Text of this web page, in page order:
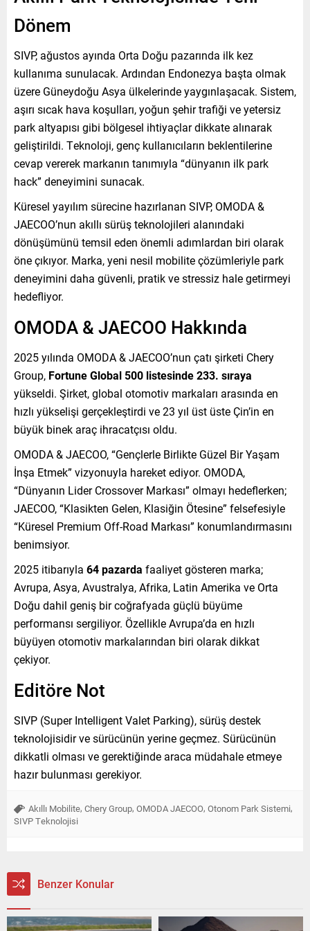
Dönem
SIVP, ağustos ayında Orta Doğu pazarında ilk kez
kullanıma sunulacak. Ardından Endonezya başta olmak
üzere Güneydoğu Asya ülkelerinde yaygınlaşacak. Sistem,
aşırı sıcak hava koşulları, yoğun şehir trafiği ve yetersiz
park altyapısı gibi bölgesel ihtiyaçlar dikkate alınarak
geliştirildi. Teknoloji, genç kullanıcıların beklentilerine
cevap vererek markanın tanımıyla “dünyanın ilk park
hack” deneyimini sunacak.
Küresel yayılım sürecine hazırlanan SIVP, OMODA &
JAECOO’nun akıllı sürüş teknolojileri alanındaki
dönüşümünü temsil eden önemli adımlardan biri olarak
öne çıkıyor. Marka, yeni nesil mobilite çözümleriyle park
deneyimini daha güvenli, pratik ve stressiz hale getirmeyi
hedefliyor.
OMODA & JAECOO Hakkında
2025 yılında OMODA & JAECOO’nun çatı şirketi Chery
Group, Fortune Global 500 listesinde 233. sıraya
yükseldi. Şirket, global otomotiv markaları arasında en
hızlı yükselişi gerçekleştirdi ve 23 yıl üst üste Çin’in en
büyük binek araç ihracatçısı oldu.
OMODA & JAECOO, “Gençlerle Birlikte Güzel Bir Yaşam
İnşa Etmek” vizyonuyla hareket ediyor. OMODA,
“Dünyanın Lider Crossover Markası” olmayı hedeflerken;
JAECOO, “Klasikten Gelen, Klasiğin Ötesine” felsefesiyle
“Küresel Premium Off-Road Markası” konumlandırmasını
benimsiyor.
2025 itibarıyla 64 pazarda faaliyet gösteren marka;
Avrupa, Asya, Avustralya, Afrika, Latin Amerika ve Orta
Doğu dahil geniş bir coğrafyada güçlü büyüme
performansı sergiliyor. Özellikle Avrupa’da en hızlı
büyüyen otomotiv markalarından biri olarak dikkat
çekiyor.
Editöre Not
SIVP (Super Intelligent Valet Parking), sürüş destek
teknolojisidir ve sürücünün yerine geçmez. Sürücünün
dikkatli olması ve gerektiğinde araca müdahale etmeye
hazır bulunması gerekiyor.
Akıllı Mobilite, Chery Group, OMODA JAECOO, Otonom Park Sistemi,
SIVP Teknolojisi
Benzer Konular